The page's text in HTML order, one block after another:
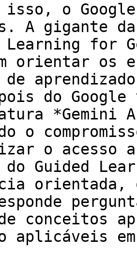
isso, o
A gigante
Learning for
orientar os
de
do
*Gemini
o
o acesso
do Guided
orientada,
conceitos
aplicáveis